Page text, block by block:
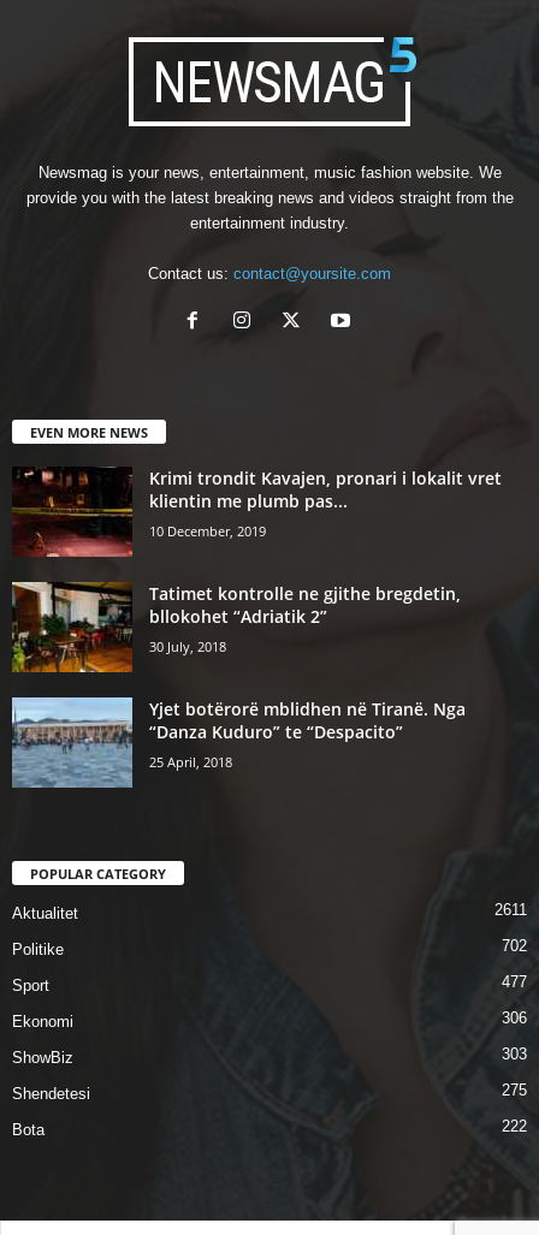
Newsmag is your news, entertainment, music fashion website. We
provide you with the latest breaking news and videos straight from the
entertainment industry.
Contact us: contact@yoursite.com
EVEN MORE NEWS
Krimi trondit Kavajen, pronari i lokalit vret
klientin me plumb pas...
10 December, 2019
Tatimet kontrolle ne gjithe bregdetin,
bllokohet “Adriatik 2”
30 July, 2018
Yjet botërorë mblidhen në Tiranë. Nga
“Danza Kuduro” te “Despacito”
25 April, 2018
POPULAR CATEGORY
Aktualitet 2611
Politike 702
Sport 477
Ekonomi 306
ShowBiz 303
Shendetesi 275
Bota 222